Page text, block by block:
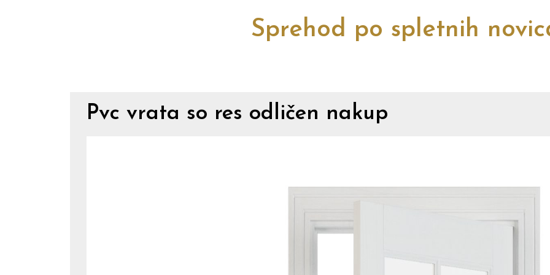
Sprehod po spletnih
Pvc vrata so res odličen nakup